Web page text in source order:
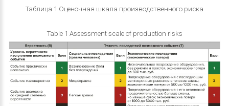
Таблица 1 Оценочная шкала производственного риска
Table 1 Assessment scale of production risks